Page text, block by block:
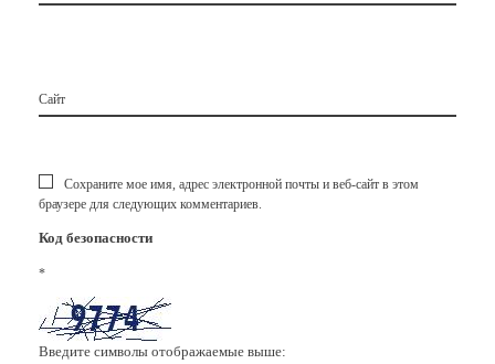
Сайт
Сохраните мое имя, адрес электронной почты и веб-сайт в этом
браузере для следующих комментариев.
Код безопасности
*
Введите символы отображаемые выше: